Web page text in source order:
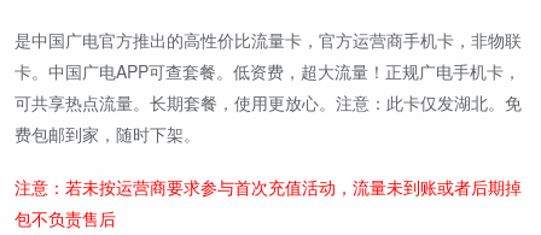
是中国广电官方推出的高性价比流量卡，官方运营商手机卡，非物联
卡。中国广电APP可查套餐。低资费，超大流量！正规广电手机卡，
可共享热点流量。长期套餐，使用更放心。注意：此卡仅发湖北。免
费包邮到家，随时下架。
注意：若未按运营商要求参与首次充值活动，流量未到账或者后期掉
包不负责售后